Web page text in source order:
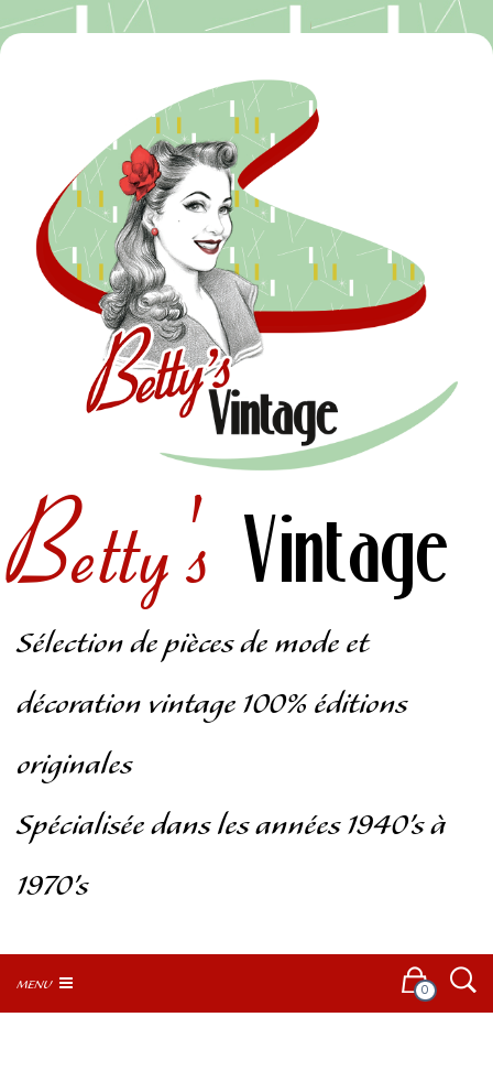
Betty's Vintage
Sélection de pièces de mode et
décoration vintage 100% éditions
originales
Spécialisée dans les années 1940’s à
1970’s
MENU 0